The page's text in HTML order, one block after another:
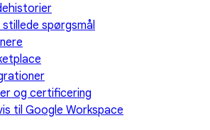
spørgsmål
og certificering
til Google Workspace